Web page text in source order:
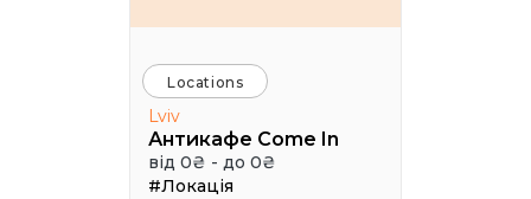
Locations
Lviv
Антикафе Come In
від 0₴ - до 0₴
#Локація